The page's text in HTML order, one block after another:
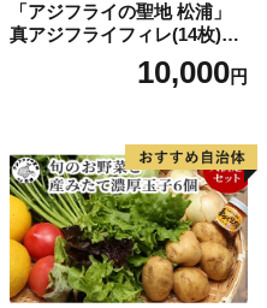
「アジフライの聖地 松浦」
真アジフライフィレ(14枚)×2
10,000円